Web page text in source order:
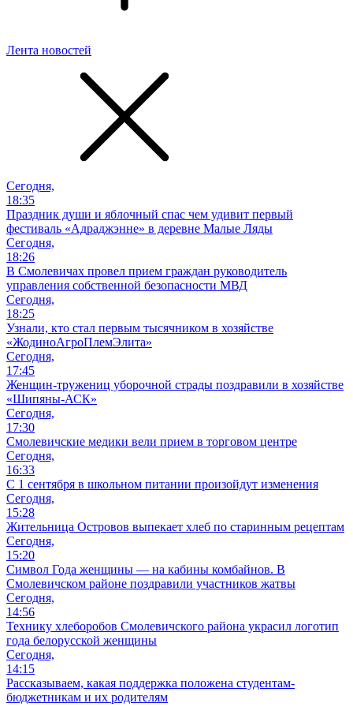
Лента новостей
Сегодня,
18:35
Праздник души и яблочный спас чем удивит первый
фестиваль «Адраджэнне» в деревне Малые Ляды
Сегодня,
18:26
В Смолевичах провел прием граждан руководитель
управления собственной безопасности МВД
Сегодня,
18:25
Узнали, кто стал первым тысячником в хозяйстве
«ЖодиноАгроПлемЭлита»
Сегодня,
17:45
Женщин-тружениц уборочной страды поздравили в хозяйстве
«Шипяны-АСК»
Сегодня,
17:30
Смолевичские медики вели прием в торговом центре
Сегодня,
16:33
С 1 сентября в школьном питании произойдут изменения
Сегодня,
15:28
Жительница Островов выпекает хлеб по старинным рецептам
Сегодня,
15:20
Символ Года женщины — на кабины комбайнов. В
Смолевичском районе поздравили участников жатвы
Сегодня,
14:56
Технику хлеборобов Смолевичского района украсил логотип
года белорусской женщины
Сегодня,
14:15
Рассказываем, какая поддержка положена студентам-
бюджетникам и их родителям